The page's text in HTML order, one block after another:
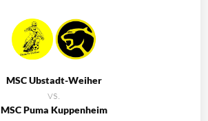
MSC Ubstadt-Weiher
vs.
MSC Puma Kuppenheim